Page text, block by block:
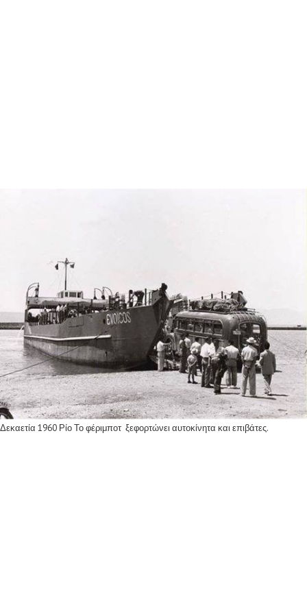
Δεκαετία 1960 Ρίο Το φέριμποτ ξεφορτώνει αυτοκίνητα και επιβάτες.